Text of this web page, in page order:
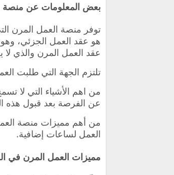
بعض المعلومات عن
توفر منصة العمل المرن
هو عقد العمل الجزئي،
عقد العمل المرن والذي
تلتزم الجهة التي طلبت
من اهم الأشياء التي لا
عن الفرصة بعد قبول هذه
من أهم مميزات منصة
العمل لساعات إضافية.
مميزات العمل المرن في